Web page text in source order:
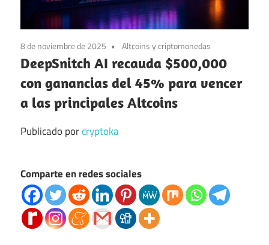
8 de noviembre de 2025 Altcoins y criptomonedas
DeepSnitch AI recauda $500,000
con ganancias del 45% para vencer
a las principales Altcoins
Publicado porcryptoka
Comparte en redes sociales